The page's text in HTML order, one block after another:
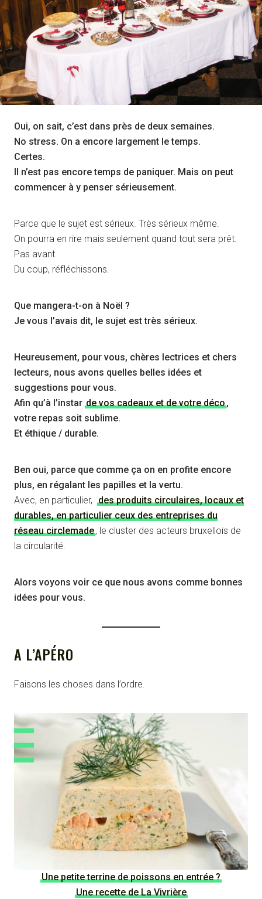
Oui, on sait, c’est dans près de deux semaines.
No stress. On a encore largement le temps.
Certes.
Il n’est pas encore temps de paniquer. Mais on peut
commencer à y penser sérieusement.
Parce que le sujet est sérieux. Très sérieux même.
On pourra en rire mais seulement quand tout sera prêt.
Pas avant.
Du coup, réfléchissons.
Que mangera-t-on à Noël ?
Je vous l’avais dit, le sujet est très sérieux.
Heureusement, pour vous, chères lectrices et chers
lecteurs, nous avons quelles belles idées et
suggestions pour vous.
Afin qu’à l’instar de vos cadeaux et de votre déco,
votre repas soit sublime.
Et éthique / durable.
Ben oui, parce que comme ça on en profite encore
plus, en régalant les papilles et la vertu.
Avec, en particulier, des produits circulaires, locaux et
durables, en particulier ceux des entreprises du
réseau circlemade, le cluster des acteurs bruxellois de
la circularité.
Alors voyons voir ce que nous avons comme bonnes
idées pour vous.
A L’APÉRO
Faisons les choses dans l’ordre.
Une petite terrine de poissons en entrée ?
Une recette de La Vivrière